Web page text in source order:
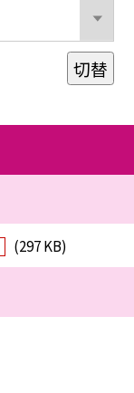
切替
(297 KB)